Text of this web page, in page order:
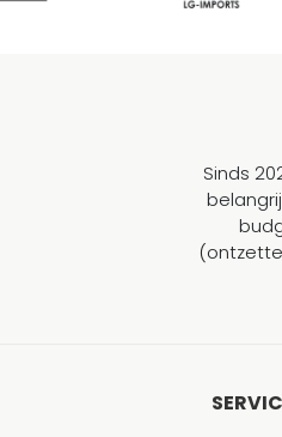
Sinds